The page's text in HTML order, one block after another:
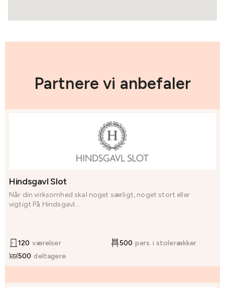
Partnere vi anbefaler
Hindsgavl Slot
Når din virksomhed skal noget særligt, noget stort eller
vigtigt På Hindsgavl...
120 værelser 500 pers. i stolerækker
500 deltagere